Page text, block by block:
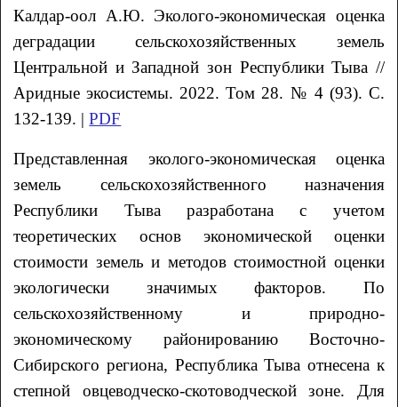
Калдар-оол А.Ю. Эколого-экономическая оценка
деградации сельскохозяйственных земель
Центральной и Западной зон Республики Тыва //
Аридные экосистемы. 2022. Том 28. № 4 (93). С.
132-139. |PDF
Представленная эколого-экономическая оценка
земель сельскохозяйственного назначения
Республики Тыва разработана с учетом
теоретических основ экономической оценки
стоимости земель и методов стоимостной оценки
экологически значимых факторов. По
сельскохозяйственному и природно-
экономическому районированию Восточно-
Сибирского региона, Республика Тыва отнесена к
степной овцеводческо-скотоводческой зоне. Для